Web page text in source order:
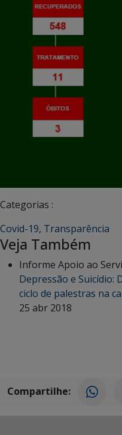
Categorias :
Covid-19, Transparência
Veja Também
Informe Apoio ao
Depressão e Suicídio:
ciclo de palestras na
25 abr 2018
Compartilhe: